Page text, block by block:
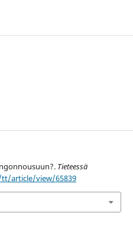
Tieteessä
article/view/65839